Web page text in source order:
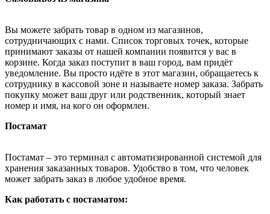
Вы можете забрать товар в одном из магазинов,
сотрудничающих с нами. Список торговых точек, которые
принимают заказы от нашей компании появится у вас в
корзине. Когда заказ поступит в ваш город, вам придёт
уведомление. Вы просто идёте в этот магазин, обращаетесь к
сотруднику в кассовой зоне и называете номер заказа. Забрать
покупку может ваш друг или родственник, который знает
номер и имя, на кого он оформлен.
Постамат
Постамат – это терминал с автоматизированной системой для
хранения заказанных товаров. Удобство в том, что человек
может забрать заказ в любое удобное время.
Как работать с постаматом: